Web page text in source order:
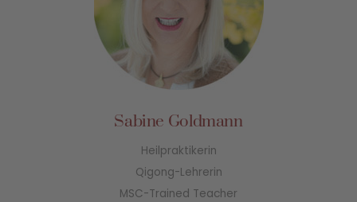
Sabine Goldmann
Heilpraktikerin
Qigong-Lehrerin
MSC-Trained Teacher